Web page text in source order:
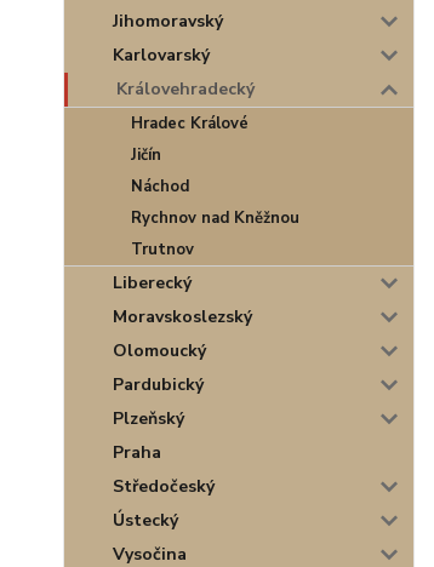
Jihomoravský
Karlovarský
Královehradecký
Hradec Králové
Jičín
Náchod
Rychnov nad Kněžnou
Trutnov
Liberecký
Moravskoslezský
Olomoucký
Pardubický
Plzeňský
Praha
Středočeský
Ústecký
Vysočina